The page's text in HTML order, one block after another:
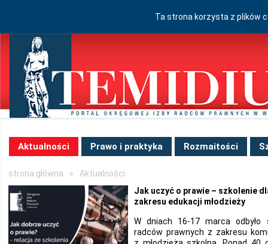
Ta strona korzysta z plików
Aktualności Prawo i praktyka Rozmaitości
strona główna »
Aktualności
Jak uczyć o prawie – szkolenie
zakresu edukacji młodzieży
W dniach 16-17 marca odbyło
radców prawnych z zakresu